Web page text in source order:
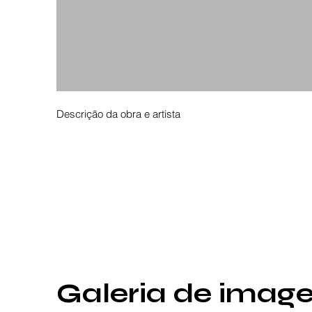
Descrição da obra e artista
Galeria de